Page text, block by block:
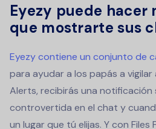
Eyezy puede hacer
que mostrarte sus
Eyezy contiene un conjunto de
para ayudar a los papás a vigilar
Alerts, recibirás una notificación
controvertida en el chat y
un lugar que tú elijas. Y con